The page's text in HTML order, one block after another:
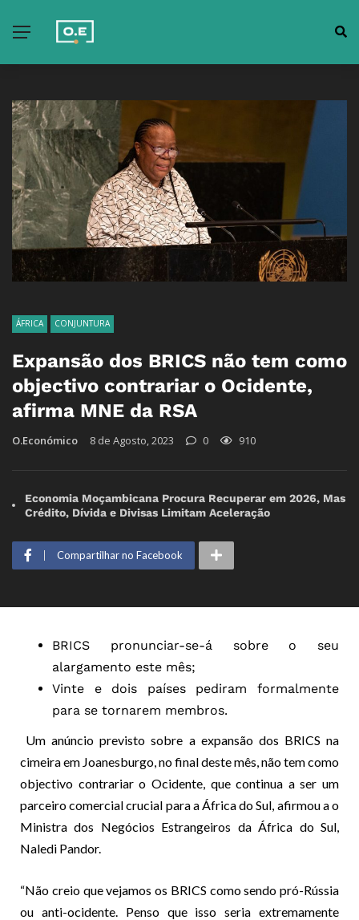
ÁFRICA CONJUNTURA
Expansão dos BRICS não tem como
objectivo contrariar o Ocidente,
afirma MNE da RSA
O.Económico 8 de Agosto, 2023 0 910
Economia Moçambicana Procura Recuperar em 2026, Mas
Crédito, Dívida e Divisas Limitam Aceleração
Compartilhar no Facebook
BRICS pronunciar-se-á sobre o seu
alargamento este mês;
Vinte e dois países pediram formalmente
para se tornarem membros.
Um anúncio previsto sobre a expansão dos BRICS na
cimeira em Joanesburgo, no final deste mês, não tem como
objectivo contrariar o Ocidente, que continua a ser um
parceiro comercial crucial para a África do Sul, afirmou a o
Ministra dos Negócios Estrangeiros da África do Sul,
Naledi Pandor.
“Não creio que vejamos os BRICS como sendo pró-Rússia
ou anti-ocidente. Penso que isso seria extremamente